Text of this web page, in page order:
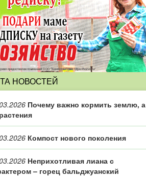
НОВОСТЕЙ
Почему важно кормить землю, а
Компост нового поколения
Неприхотливая лиана с
– горец бальджуанский